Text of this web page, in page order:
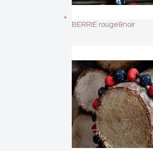
BERRIE rouge&noir